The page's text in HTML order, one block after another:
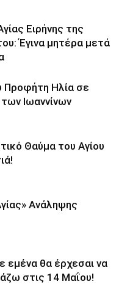
Ειρήνης της
Έγινα μητέρα μετά
Προφήτη Ηλία σε
Ιωαννίνων
Θαύμα του Αγίου
Ανάληψης
εμένα θα έρχεσαι να
στις 14 Μαΐου!